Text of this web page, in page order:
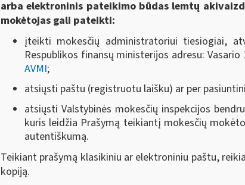
arba elektroninis pateikimo būdas lemtų
mokėtojas gali pateikti:
įteikti mokesčių administratoriui tiesiogiai,
Respublikos finansų ministerijos adresu:
AVMI;
atsiųsti paštu (registruotu laišku) ar per
atsiųsti Valstybinės mokesčių inspekcijos
kuris leidžia Prašymą teikiantį mokesčių
autentiškumą.
Teikiant prašymą klasikiniu ar elektroniniu paštu,
kopiją.